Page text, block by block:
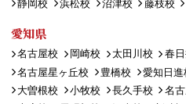
静岡校 浜松校 沼津校 藤枝校
愛知県
名古屋校 岡崎校 太田川校 春
名古屋星ヶ丘校
豊橋校 愛知日進
大曽根校
小牧校 長久手校 名